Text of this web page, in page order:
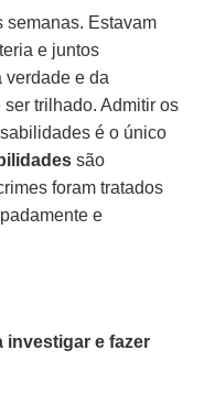
semanas. Estavam
teria e juntos
verdade e da
trilhado. Admitir os
é o único
são
foram tratados
e
investigar e fazer